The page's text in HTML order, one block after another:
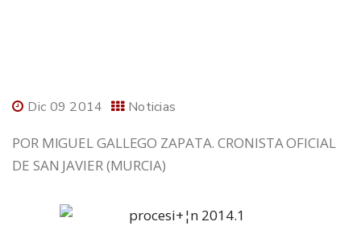
Dic 09 2014 Noticias
POR MIGUEL GALLEGO ZAPATA. CRONISTA OFICIAL
DE SAN JAVIER (MURCIA)